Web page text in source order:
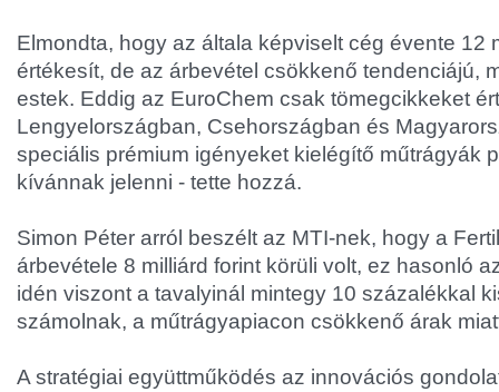
Elmondta, hogy az általa képviselt cég évente 12
értékesít, de az árbevétel csökkenő tendenciájú,
estek. Eddig az EuroChem csak tömegcikkeket
Lengyelországban, Csehországban és
speciális prémium igényeket kielégítő műtrágyák
kívánnak jelenni - tette hozzá.
Simon Péter arról beszélt az MTI-nek, hogy a
árbevétele 8 milliárd forint körüli volt, ez hasonló
idén viszont a tavalyinál mintegy 10 százalékkal
számolnak, a műtrágyapiacon csökkenő árak
A stratégiai együttműködés az innovációs